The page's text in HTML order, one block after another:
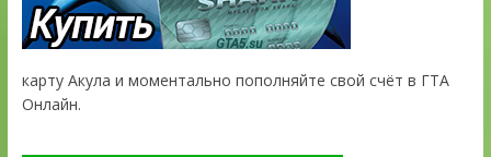
карту Акула и моментально пополняйте свой счёт в ГТА
Онлайн.